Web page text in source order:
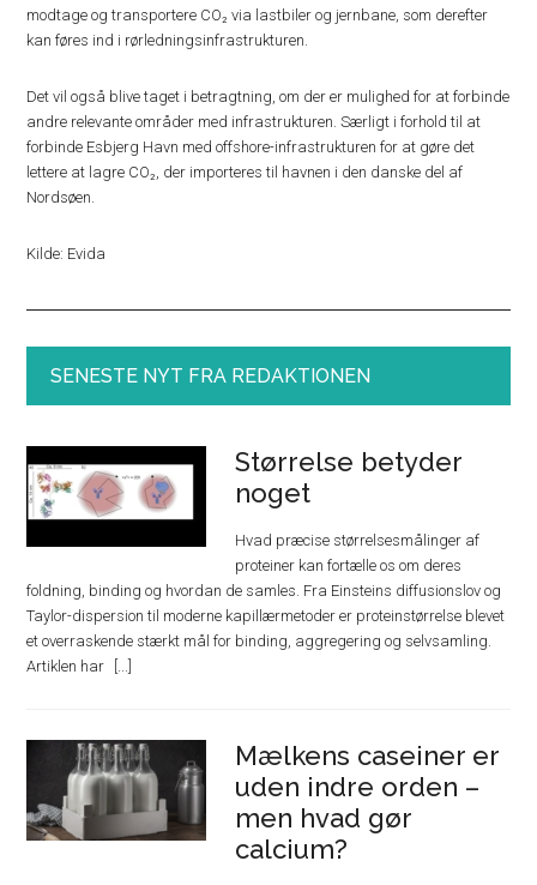
modtage og transportere CO₂ via lastbiler og jernbane, som derefter
kan føres ind i rørledningsinfrastrukturen.
Det vil også blive taget i betragtning, om der er mulighed for at forbinde
andre relevante områder med infrastrukturen. Særligt i forhold til at
forbinde Esbjerg Havn med offshore-infrastrukturen for at gøre det
lettere at lagre CO₂, der importeres til havnen i den danske del af
Nordsøen.
Kilde: Evida
SENESTE NYT FRA REDAKTIONEN
Størrelse betyder
noget
Hvad præcise størrelsesmålinger af
proteiner kan fortælle os om deres
foldning, binding og hvordan de samles. Fra Einsteins diffusionslov og
Taylor-dispersion til moderne kapillærmetoder er proteinstørrelse blevet
et overraskende stærkt mål for binding, aggregering og selvsamling.
Artiklen har
Mælkens caseiner er
uden indre orden –
men hvad gør
calcium?